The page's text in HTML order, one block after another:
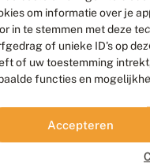
om informatie over je
in te stemmen met deze
of unieke ID's op
of uw toestemming
functies en
Accepteren